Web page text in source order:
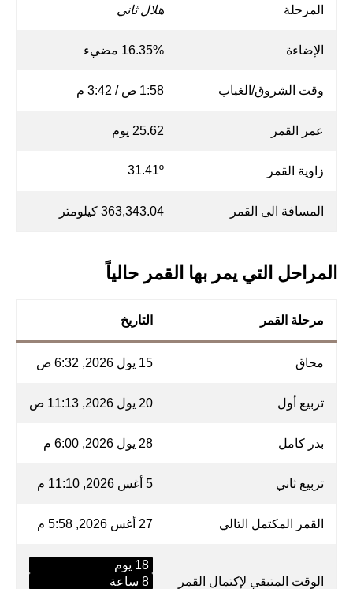
المرحلة هلال ثاني
الإضاءة 16.35% مضيء
وقت الشروق/الغياب 1:58 ص / 3:42 م
عمر القمر 25.62 يوم
زاوية القمر 31.41º
المسافة الى القمر 363,343.04 كيلومتر
المراحل التي يمر بها القمر حالياً
مرحلة القمر التاريخ
محاق 15 يول 2026, 6:32 ص
تربيع أول 20 يول 2026, 11:13 ص
بدر كامل 28 يول 2026, 6:00 م
تربيع ثاني 5 أغس 2026, 11:10 م
القمر المكتمل التالي 27 أغس 2026, 5:58 م
الوقت المتبقي لإكتمال القمر
18 يوم
8 ساعة